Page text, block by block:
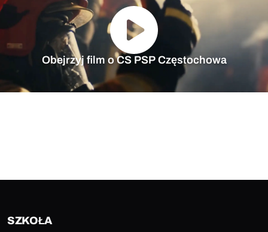
Obejrzyj film o CS PSP Częstochowa
SZKOŁA